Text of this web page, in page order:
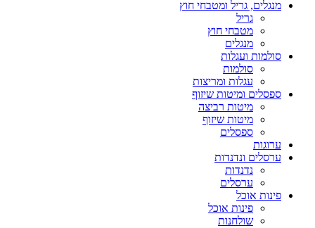
מנגלים, גריל ומטבחי חוץ
גריל
מטבחי חוץ
מנגלים
סולמות ועגלות
סולמות
עגלות ומריצות
ספסלים ומיטות שיזוף
מיטות רביצה
מיטות שיזוף
ספסלים
ערוגות
ערסלים ונדנדות
נדנדות
ערסלים
פינות אוכל
פינות אוכל
שולחנות